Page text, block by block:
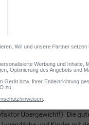
Rolle. Doch auch
Übergewicht!). Die